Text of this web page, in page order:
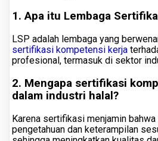
1. Apa itu Lembaga
LSP adalah lembaga yang
sertifikasi kompetensi kerja
profesional, termasuk di sektor
2. Mengapa sertifikasi
dalam industri halal?
Karena sertifikasi menjamin
pengetahuan dan keterampilan